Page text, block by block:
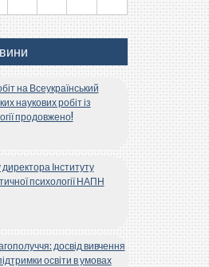
на Всеукраїнський
наукових робіт із
продовжено!
Інституту
психології НАПН
досвід вивчення
освіти в умовах